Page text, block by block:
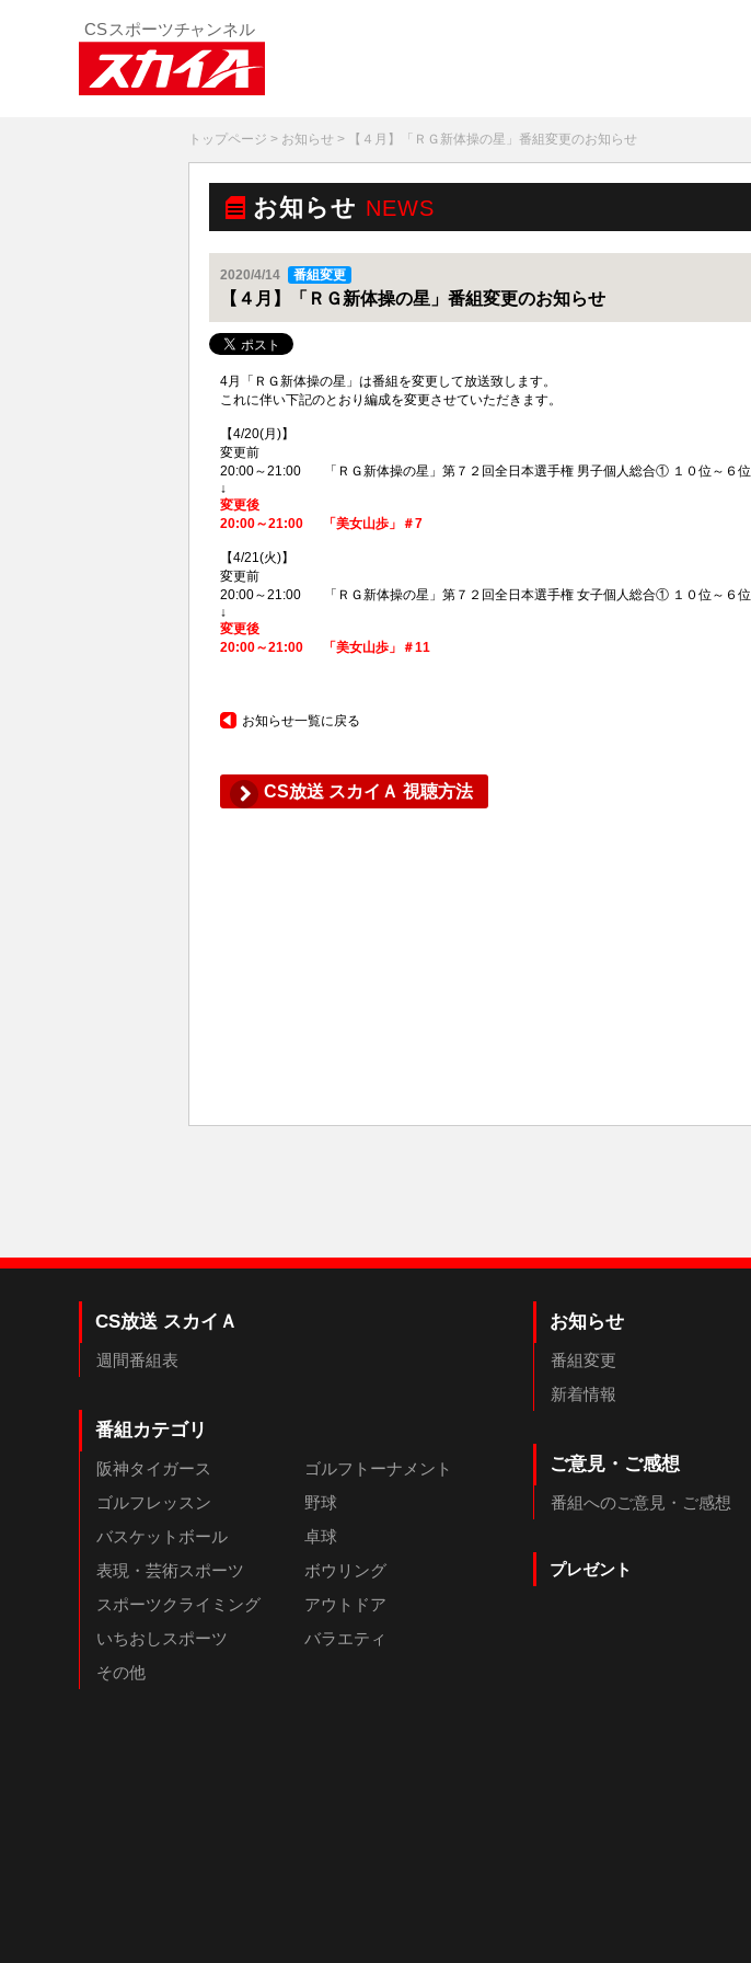
トップページ > お知らせ > 【４月】「ＲＧ新体操の星」番組変更のお知らせ
お知らせ NEWS
2020/4/14 番組変更
【４月】「ＲＧ新体操の星」番組変更のお知らせ
4月「ＲＧ新体操の星」は番組を変更して放送致します。
これに伴い下記のとおり編成を変更させていただきます。
【4/20(月)】
変更前
20:00～21:00 「ＲＧ新体操の星」第７２回全日本選手権 男子個人総合① １０位～６位
↓
変更後
20:00～21:00 「美女山歩」＃7
【4/21(火)】
変更前
20:00～21:00 「ＲＧ新体操の星」第７２回全日本選手権 女子個人総合① １０位～６位
↓
変更後
20:00～21:00 「美女山歩」＃11
お知らせ一覧に戻る
CS放送 スカイＡ 視聴方法
CS放送 スカイＡ
週間番組表
番組カテゴリ
阪神タイガース
ゴルフトーナメント
ゴルフレッスン
野球
バスケットボール
卓球
表現・芸術スポーツ
ボウリング
スポーツクライミング
アウトドア
いちおしスポーツ
バラエティ
その他
お知らせ
番組変更
新着情報
ご意見・ご感想
番組へのご意見・ご感想
プレゼント